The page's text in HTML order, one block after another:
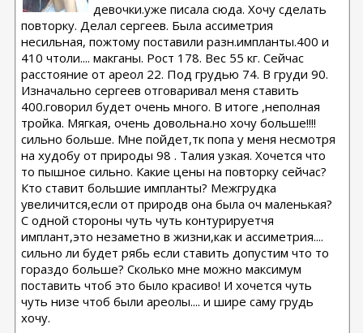
девочки.уже писала сюда. Хочу сделать
повторку. Делал сергеев. Была ассиметрия
несильная, пожтому поставили разн.импланты.400 и
410 чтоли.... макганы. Рост 178. Вес 55 кг. Сейчас
расстояние от ареол 22. Под грудью 74. В груди 90.
Изначально сергеев отговаривал меня ставить
400.говорил будет очень много. В итоге ,неполная
тройка. Мягкая, очень довольна.но хочу больше!!!!
сильно больше. Мне пойдет,тк попа у меня несмотря
на худобу от природы 98 . Талия узкая. Хочется что
то пышное сильно. Какие цены на повторку сейчас?
Кто ставит большие импланты? Межгрудка
увеличится,если от природв она была оч маленькая?
С одной стороны чуть чуть контурируетчя
имплант,это незаметно в жизни,как и ассиметрия....
сильно ли будет рябь если ставить допустим что то
гораздо больше? Сколько мне можно максимум
поставить чтоб это было красиво! И хочется чуть
чуть низе чтоб были ареолы.... и шире саму грудь
хочу.